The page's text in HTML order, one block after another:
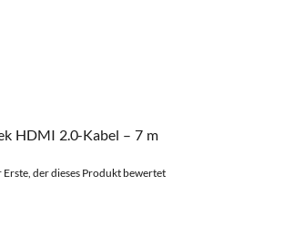
HDMI 2.0-Kabel – 7 m
Erste, der dieses Produkt bewertet